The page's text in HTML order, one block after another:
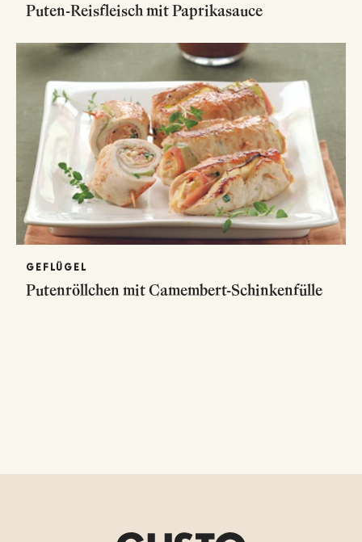
Puten-Reisfleisch mit Paprikasauce
GEFLÜGEL
Putenröllchen mit Camembert-Schinkenfülle